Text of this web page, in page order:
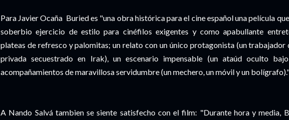
Para Javier Ocaña Buried es "una obra histórica para el cine español una película
soberbio ejercicio de estilo para cinéfilos exigentes y como apabullante
plateas de refresco y palomitas; un relato con un único protagonista (un trabajador
privada secuestrado en Irak), un escenario impensable (un ataúd oculto
acompañamientos de maravillosa servidumbre (un mechero, un móvil y un
A Nando Salvá tambien se siente satisfecho con el film: "Durante hora y media,